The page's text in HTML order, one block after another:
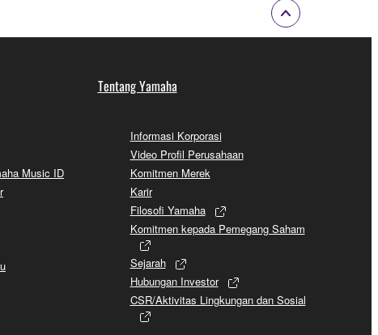
Music ID
Tentang Yamaha
Informasi Korporasi
Video Profil Perusahaan
Komitmen Merek
Karir
Filosofi Yamaha
Komitmen kepada Pemegang Saham
Sejarah
Hubungan Investor
CSR/Aktivitas Lingkungan dan Sosial